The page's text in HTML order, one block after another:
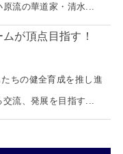
流の華道家・清水...
が頂点目指す！
ちの健全育成を推し進
流、発展を目指す...